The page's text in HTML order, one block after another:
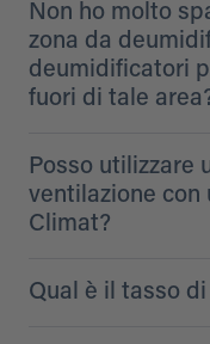
Non ho molto
zona da
deumidificatori
fuori di tale
Posso utilizzare
ventilazione con
Climat?
Qual è il tasso